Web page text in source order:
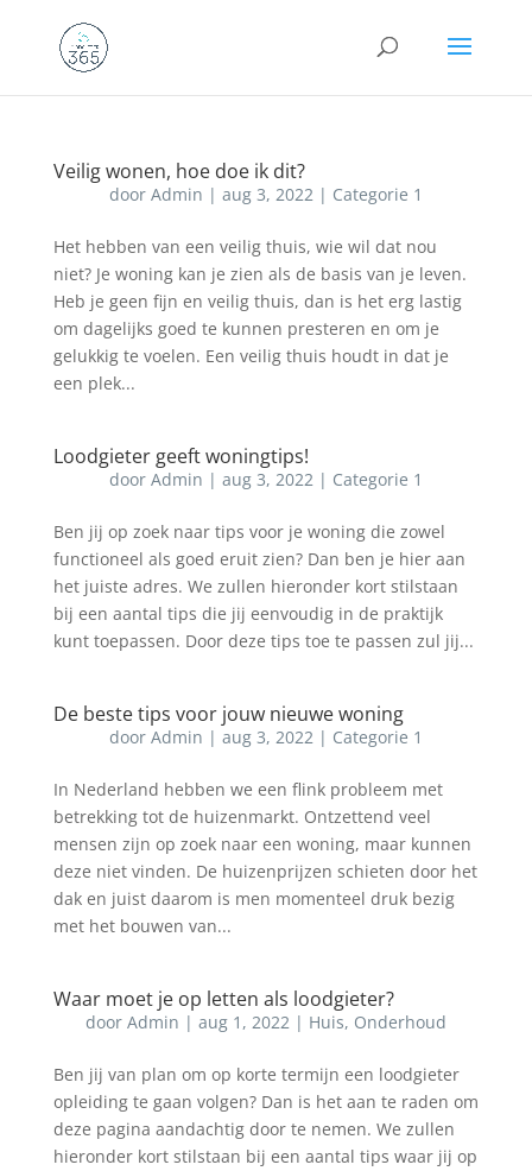
Veilig wonen, hoe doe ik dit?
door Admin | aug 3, 2022| Categorie 1
Het hebben van een veilig thuis, wie wil dat nou
niet? Je woning kan je zien als de basis van je leven.
Heb je geen fijn en veilig thuis, dan is het erg lastig
om dagelijks goed te kunnen presteren en om je
gelukkig te voelen. Een veilig thuis houdt in dat je
een plek...
Loodgieter geeft woningtips!
door Admin | aug 3, 2022| Categorie 1
Ben jij op zoek naar tips voor je woning die zowel
functioneel als goed eruit zien? Dan ben je hier aan
het juiste adres. We zullen hieronder kort stilstaan
bij een aantal tips die jij eenvoudig in de praktijk
kunt toepassen. Door deze tips toe te passen zul jij...
De beste tips voor jouw nieuwe woning
door Admin | aug 3, 2022| Categorie 1
In Nederland hebben we een flink probleem met
betrekking tot de huizenmarkt. Ontzettend veel
mensen zijn op zoek naar een woning, maar kunnen
deze niet vinden. De huizenprijzen schieten door het
dak en juist daarom is men momenteel druk bezig
met het bouwen van...
Waar moet je op letten als loodgieter?
door Admin | aug 1, 2022| Huis, Onderhoud
Ben jij van plan om op korte termijn een loodgieter
opleiding te gaan volgen? Dan is het aan te raden om
deze pagina aandachtig door te nemen. We zullen
hieronder kort stilstaan bij een aantal tips waar jij op